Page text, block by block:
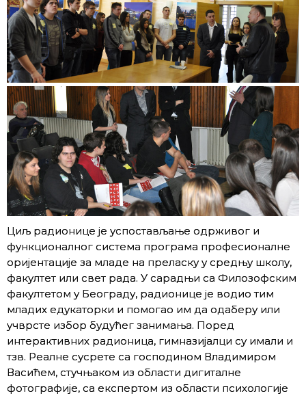
Циљ радионице је успостављање одрживог и
функционалног система програма професионалне
оријентације за младе на преласку у средњу школу,
факултет или свет рада. У сарадњи са Филозофским
факултетом у Београду, радионице је водио тим
младих едукаторки и помогао им да одаберу или
учврсте избор будућег занимања. Поред
интерактивних радионица, гимназијалци су имали и
тзв. Реалне сусрете са господином Владимиром
Васићем, стучњаком из области дигиталне
фотографије, са експертом из области психологије